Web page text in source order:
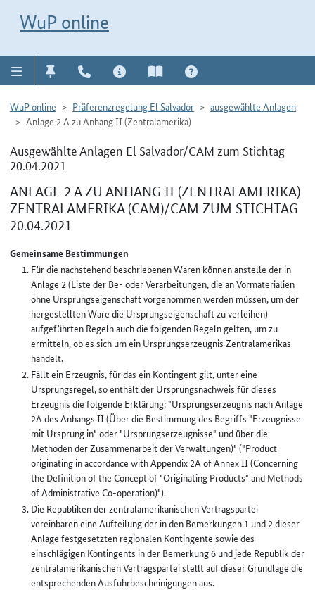
WuP online
WuP online Präferenzregelung El Salvador
ausgewählte Anlagen
Anlage 2 A zu Anhang II (Zentralamerika)
Ausgewählte Anlagen El Salvador/CAM zum Stichtag
20.04.2021
ANLAGE 2 A ZU ANHANG II (ZENTRALAMERIKA)
ZENTRALAMERIKA (CAM)/CAM ZUM STICHTAG
20.04.2021
Gemeinsame Bestimmungen
Für die nachstehend beschriebenen Waren können anstelle der in
Anlage 2 (Liste der Be- oder Verarbeitungen, die an Vormaterialien
ohne Ursprungseigenschaft vorgenommen werden müssen, um der
hergestellten Ware die Ursprungseigenschaft zu verleihen)
aufgeführten Regeln auch die folgenden Regeln gelten, um zu
ermitteln, ob es sich um ein Ursprungserzeugnis Zentralamerikas
handelt.
Fällt ein Erzeugnis, für das ein Kontingent gilt, unter eine
Ursprungsregel, so enthält der Ursprungsnachweis für dieses
Erzeugnis die folgende Erklärung: "Ursprungserzeugnis nach Anlage
2A des Anhangs II (Über die Bestimmung des Begriffs "Erzeugnisse
mit Ursprung in" oder "Ursprungserzeugnisse" und über die
Methoden der Zusammenarbeit der Verwaltungen)" ("Product
originating in accordance with Appendix 2A of Annex II (Concerning
the Definition of the Concept of "Originating Products" and Methods
of Administrative Co-operation)").
Die Republiken der zentralamerikanischen Vertragspartei
vereinbaren eine Aufteilung der in den Bemerkungen 1 und 2 dieser
Anlage festgesetzten regionalen Kontingente sowie des
einschlägigen Kontingents in der Bemerkung 6 und jede Republik der
zentralamerikanischen Vertragspartei stellt auf dieser Grundlage die
entsprechenden Ausfuhrbescheinigungen aus.